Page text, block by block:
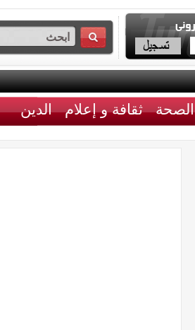
الصحة ثقافة و إعلام الدين